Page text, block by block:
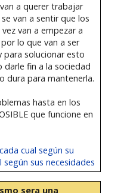
a querer trabajar
van a sentir que los
van a empezar a
lo que van a ser
para solucionar esto
darle fin a la sociedad
dura para mantenerla.
hasta en los
que funcione en
cual según su
sus necesidades
sera una